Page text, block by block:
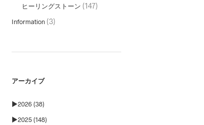
ヒーリングストーン (147)
Information(3)
アーカイブ
►2026 (38)
►2025 (148)